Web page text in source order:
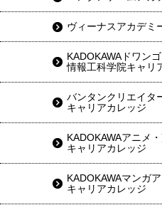
ヴィーナスアカデミ
KADOKAWAドワンゴ
情報工科学院キャリ
バンタンクリエイタ
キャリアカレッジ
KADOKAWAアニメ
キャリアカレッジ
KADOKAWAマンガ
キャリアカレッジ